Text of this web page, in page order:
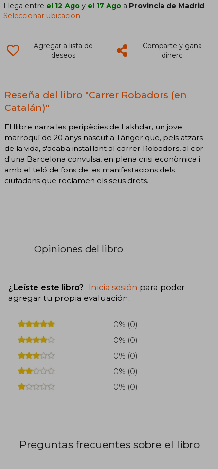
Llega entre el 12 Ago y el 17 Ago a Provincia de Madrid.
Seleccionar ubicación
Agregar a lista de
deseos
Comparte y gana
dinero
Reseña del libro "Carrer Robadors (en
Catalán)"
El llibre narra les peripècies de Lakhdar, un jove
marroquí de 20 anys nascut a Tànger que, pels atzars
de la vida, s'acaba instal·lant al carrer Robadors, al cor
d'una Barcelona convulsa, en plena crisi econòmica i
amb el teló de fons de les manifestacions dels
ciutadans que reclamen els seus drets.
Opiniones del libro
¿Leíste este libro? Inicia sesión para poder
agregar tu propia evaluación.
0% (0)
0% (0)
0% (0)
0% (0)
0% (0)
Preguntas frecuentes sobre el libro